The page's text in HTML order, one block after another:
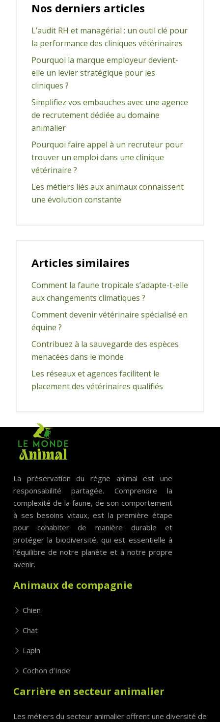
Nos derniers articles
L’audit RH et managérial : un outil clé pour
la performance des cliniques vétérinaires
Pourquoi la marque employeur devient-
elle un levier stratégique pour les
cliniques ?
Simplifiez vos embauches avec une agence
de recrutement dédiée au domaine
animalier
Pourquoi faire appel à un recruteur pour
trouver un emploi dans une clinique
vétérinaire ?
Les métiers liés aux animaux connaissent
une évolution constante
Articles similaires
Comment la faune tropicale s’adapte-t-elle
aux changements climatiques ?
Comment devenir vétérinaire spécialisé en
équine ?
Contribuez à la sauvegarde des espèces
menacées dans le monde
Les réseaux et agences facilitent le
placement des vétérinaires qualifiés
La préservation du règne animal est une
responsabilité partagée. Comprendre la
complexité de la faune, de son comportement
à ses besoins vitaux, est la première étape
pour cohabiter de manière durable et
protéger la biodiversité, qui est essentielle à
l’équilibre de notre planète et à notre propre
avenir.
Animaux de compagnie
Chien
Chat
Lapin
Cochon d’Inde
Carrière en secteur animalier
Les métiers du secteur animalier offrent une diversité de